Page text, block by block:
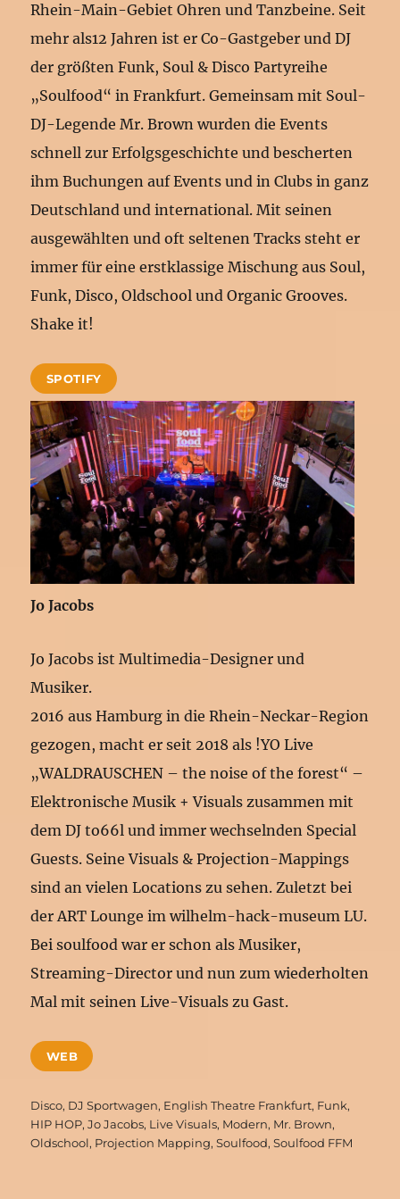
Rhein-Main-Gebiet Ohren und Tanzbeine. Seit
mehr als12 Jahren ist er Co-Gastgeber und DJ
der größten Funk, Soul & Disco Partyreihe
„Soulfood“ in Frankfurt. Gemeinsam mit Soul-
DJ-Legende Mr. Brown wurden die Events
schnell zur Erfolgsgeschichte und bescherten
ihm Buchungen auf Events und in Clubs in ganz
Deutschland und international. Mit seinen
ausgewählten und oft seltenen Tracks steht er
immer für eine erstklassige Mischung aus Soul,
Funk, Disco, Oldschool und Organic Grooves.
Shake it!
SPOTIFY
Jo Jacobs
Jo Jacobs ist Multimedia-Designer und
Musiker.
2016 aus Hamburg in die Rhein-Neckar-Region
gezogen, macht er seit 2018 als !YO Live
„WALDRAUSCHEN – the noise of the forest“ –
Elektronische Musik + Visuals zusammen mit
dem DJ to66l und immer wechselnden Special
Guests. Seine Visuals & Projection-Mappings
sind an vielen Locations zu sehen. Zuletzt bei
der ART Lounge im wilhelm-hack-museum LU.
Bei soulfood war er schon als Musiker,
Streaming-Director und nun zum wiederholten
Mal mit seinen Live-Visuals zu Gast.
WEB
Schlagwörter
Disco, DJ Sportwagen, English Theatre Frankfurt, Funk,
HIP HOP,Jo Jacobs, Live Visuals, Modern, Mr. Brown,
Oldschool, Projection Mapping,Soulfood,Soulfood FFM